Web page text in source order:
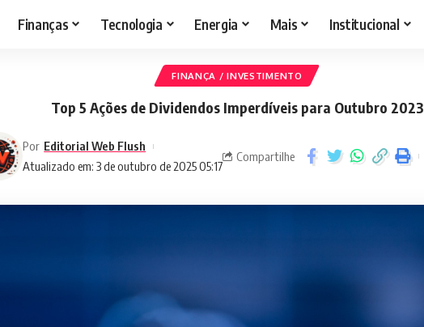
Finanças Tecnologia Energia Mais Institucional
FINANÇA / INVESTIMENTO
Top 5 Ações de Dividendos Imperdíveis para Outubro 2023
Atualizado em: 3 de outubro de 2025 05:17
Por Editorial Web Flush
Compartilhe